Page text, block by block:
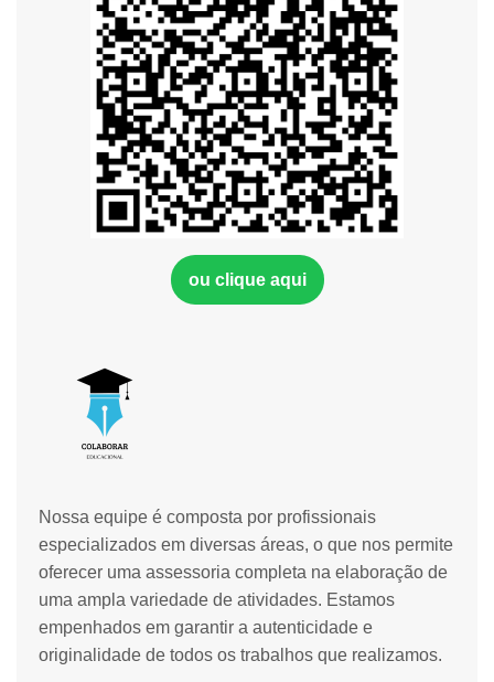
Nossa equipe é composta por profissionais
especializados em diversas áreas, o que nos permite
oferecer uma assessoria completa na elaboração de
uma ampla variedade de atividades. Estamos
empenhados em garantir a autenticidade e
originalidade de todos os trabalhos que realizamos.
ou clique aqui